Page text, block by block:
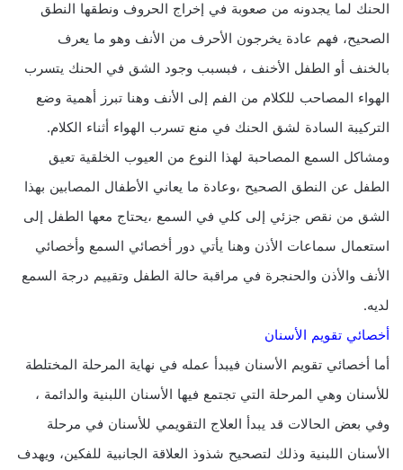
الحنك لما يجدونه من صعوبة في إخراج الحروف ونطقها النطق
الصحيح، فهم عادة يخرجون الأحرف من الأنف وهو ما يعرف
بالخنف أو الطفل الأخنف ، فبسبب وجود الشق في الحنك يتسرب
الهواء المصاحب للكلام من الفم إلى الأنف وهنا تبرز أهمية وضع
التركيبة السادة لشق الحنك في منع تسرب الهواء أثناء الكلام.
ومشاكل السمع المصاحبة لهذا النوع من العيوب الخلقية تعيق
الطفل عن النطق الصحيح ،وعادة ما يعاني الأطفال المصابين بهذا
الشق من نقص جزئي إلى كلي في السمع ،يحتاج معها الطفل إلى
استعمال سماعات الأذن وهنا يأتي دور أخصائي السمع وأخصائي
الأنف والأذن والحنجرة في مراقبة حالة الطفل وتقييم درجة السمع
لديه.
أخصائي تقويم الأسنان
أما أخصائي تقويم الأسنان فيبدأ عمله في نهاية المرحلة المختلطة
للأسنان وهي المرحلة التي تجتمع فيها الأسنان اللبنية والدائمة ،
وفي بعض الحالات قد يبدأ العلاج التقويمي للأسنان في مرحلة
الأسنان اللبنية وذلك لتصحيح شذوذ العلاقة الجانبية للفكين، ويهدف